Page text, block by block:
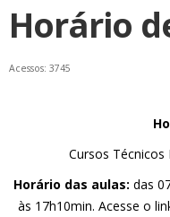
Horário
Acessos: 3745
Cursos
Horário das aulas: das
às 17h10min. Acesse o